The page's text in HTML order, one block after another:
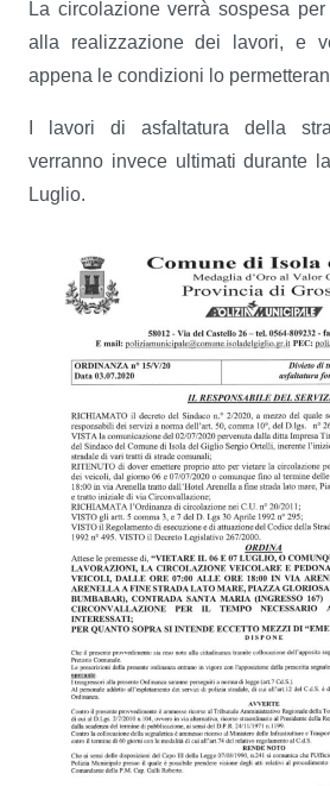
La circolazione verrà sospesa
alla realizzazione dei lavori, e
appena le condizioni lo
I lavori di asfaltatura della
verranno invece ultimati durante
Luglio.